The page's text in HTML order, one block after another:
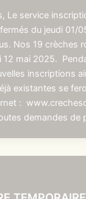
Le service
du jeudi 01/
Nos 19 crèches
12 mai 2025.
inscriptions
existantes se
:
demandes de